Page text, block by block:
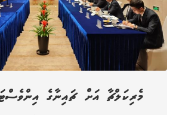
މެރިކަލްޗާ އަށް ޗައިނާގެ